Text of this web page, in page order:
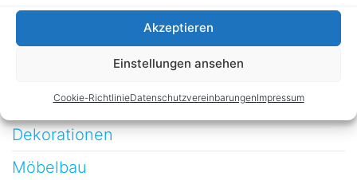
Akzeptieren
Einstellungen ansehen
Cookie-RichtlinieDatenschutzvereinbarungenImpressum
Technik
Dekorationen
Möbelbau